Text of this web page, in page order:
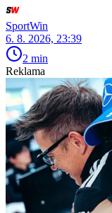
SportWin
6. 8. 2026, 23:39
2 min
Reklama